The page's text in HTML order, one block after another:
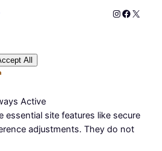
Instagram
X
All
Active
essential site features like secure
adjustments. They do not